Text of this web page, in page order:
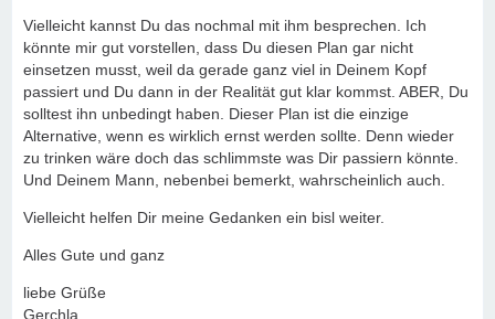
Vielleicht kannst Du das nochmal mit ihm besprechen. Ich
könnte mir gut vorstellen, dass Du diesen Plan gar nicht
einsetzen musst, weil da gerade ganz viel in Deinem Kopf
passiert und Du dann in der Realität gut klar kommst. ABER, Du
solltest ihn unbedingt haben. Dieser Plan ist die einzige
Alternative, wenn es wirklich ernst werden sollte. Denn wieder
zu trinken wäre doch das schlimmste was Dir passiern könnte.
Und Deinem Mann, nebenbei bemerkt, wahrscheinlich auch.
Vielleicht helfen Dir meine Gedanken ein bisl weiter.
Alles Gute und ganz
liebe Grüße
Gerchla